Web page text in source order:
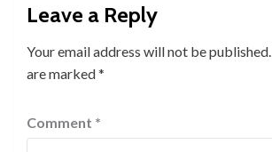
Leave a Reply
Your email address will not be published.
are marked*
Comment *